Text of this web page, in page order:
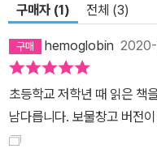
참한 생활을 하는 베키)을
음과 파산이라는 비극적인
온갖 심부름과 궂은일을 도
지에서 불합리한 대우를 받
끊임없이 노력하는 것은 물
이들을 도와주는 경이로운
구매자 (1) 전체 (3)
hemoglobin
초등학교 저학년 때 읽은 책
남다릅니다. 보물창고 버전